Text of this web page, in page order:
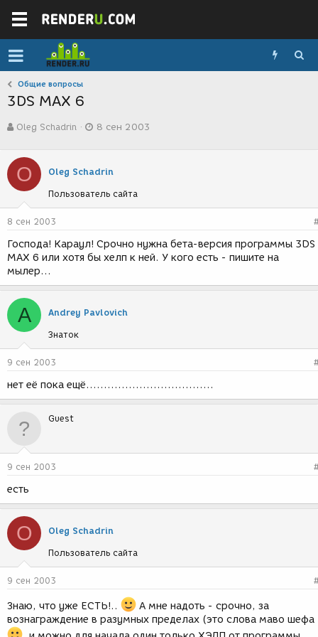
Общие вопросы
3DS MAX 6
в
о
р
т
е
м
ы
Oleg Schadrin
а
с
з
д
и
я
8 сен 2003
O Oleg Schadrin
Пользователь сайта
8 сен 2003
Господа! Караул! Срочно нужна бета-версия программы 3DS
MAX 6 или хотя бы хелп к ней. У кого есть - пишите на
мылер...
A Andrey Pavlovich
Знаток
9 сен 2003
нет её пока ещё....................................
Guest
9 сен 2003
есть
O Oleg Schadrin
Пользователь сайта
9 сен 2003
Знаю, что уже ЕСТЬ!..
А мне надоть - срочно, за
вознаграждение в разумных пределах (это слова маво шефа